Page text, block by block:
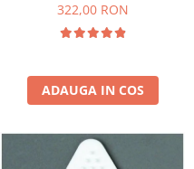
322,00 RON
ADAUGA IN COS